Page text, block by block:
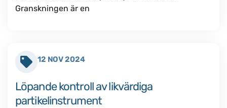
Granskningen är en
12 NOV 2024
Löpande kontroll av likvärdiga
partikelinstrument